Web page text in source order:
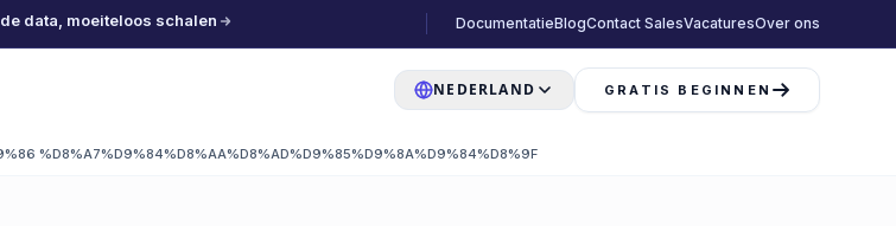
data, moeiteloos schalen DocumentatieBlogContact SalesVacaturesOver ons
NEDERLAND GRATIS BEGINNEN
%D8%A7%D9%84%D8%AA%D8%AD%D9%85%D9%8A%D9%84%D8%9F